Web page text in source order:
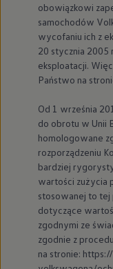
obowiązkowi
samochodów
wycofaniu ich z
20 stycznia
eksploatacji.
Państwo na
Od 1 września
do obrotu w Unii
homologowane
rozporządzeniu
bardziej
wartości zużycia
stosowanej to tej
dotyczące
zgodnymi ze
zgodnie z
na stronie: